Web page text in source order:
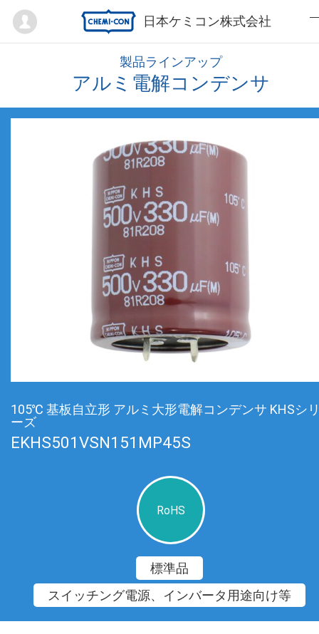
日本ケミコン株式会社
Mypage
製品ラインアップ
アルミ電解コンデンサ
105℃ 基板自立形 アルミ大形電解コンデンサ KHSシ
ーズ
EKHS501VSN151MP45S
RoHS
標準品
スイッチング電源、インバータ用途向け等